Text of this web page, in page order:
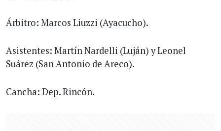
Árbitro: Marcos Liuzzi (Ayacucho).
Asistentes: Martín Nardelli (Luján) y Leonel
Suárez (San Antonio de Areco).
Cancha: Dep. Rincón.